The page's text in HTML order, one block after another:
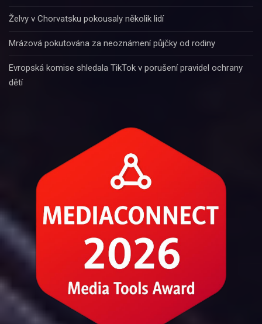
Želvy v Chorvatsku pokousaly několik lidí
Mrázová pokutována za neoznámení půjčky od rodiny
Evropská komise shledala TikTok v porušení pravidel ochrany
dětí